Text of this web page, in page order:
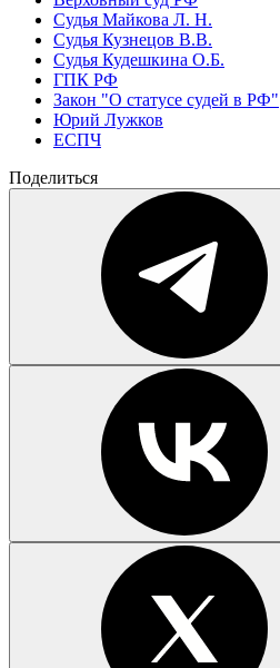
Судья Майкова Л. Н.
Судья Кузнецов В.В.
Судья Кудешкина О.Б.
ГПК РФ
Закон "О статусе судей в РФ"
Юрий Лужков
ЕСПЧ
Поделиться